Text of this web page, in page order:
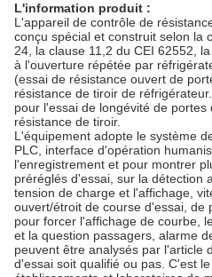
L'information produit :
L'appareil de contrôle de
conçu spécial et construit selon la
24, la clause 11,2 du CEI 62552,
à l'ouverture répétée par
(essai de résistance ouvert de
résistance de tiroir de
pour l'essai de longévité de
résistance de tiroir.
L'équipement adopte le système
PLC, interface d'opération
l'enregistrement et pour montrer
préréglés d'essai, sur la détection
tension de charge et l'affichage,
ouvert/étroit de course d'essai, de
pour forcer l'affichage de courbe,
et la question passagers, alarme
peuvent être analysés par l'article
d'essai soit qualifié ou pas. C'est